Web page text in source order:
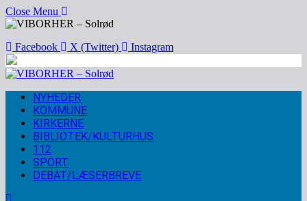
Close Menu
Facebook X (Twitter) Instagram
NYHEDER
KOMMUNE
KIRKERNE
BIBLIOTEK/KULTURHUS
112
SPORT
DEBAT/LÆSERBREVE